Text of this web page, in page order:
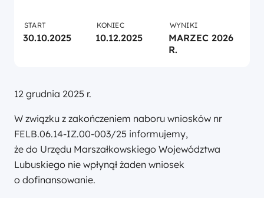
12 grudnia 2025 r.
W związku z zakończeniem naboru wniosków nr
FELB.06.14-IZ.00-003/25 informujemy,
że do Urzędu Marszałkowskiego Województwa
Lubuskiego nie wpłynął żaden wniosek
o dofinansowanie.
START
30.10.2025
KONIEC
10.12.2025
WYNIKI
MARZEC 2026
R.